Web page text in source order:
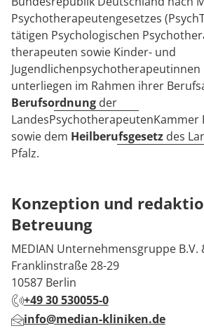
Psychotherapeutengesetzes
tätigen Psychologischen
therapeuten sowie Kinder- und
unterliegen im Rahmen ihrer
Berufsordnung der
LandesPsychotherapeutenKammer
sowie dem Heilberufsgesetz des
Pfalz.
Konzeption und
Betreuung
MEDIAN Unternehmensgruppe B.V.
Franklinstraße 28-29
10587 Berlin
+49 30 530055-0
info@median-kliniken.de